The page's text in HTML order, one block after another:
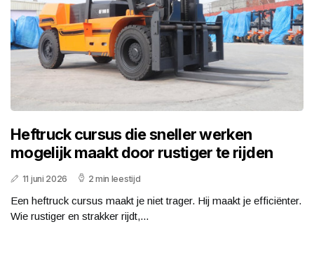
Heftruck cursus die sneller werken
mogelijk maakt door rustiger te rijden
11 juni 2026 2 min leestijd
Een heftruck cursus maakt je niet trager. Hij maakt je efficiënter.
Wie rustiger en strakker rijdt,...